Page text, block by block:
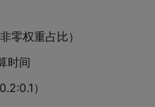
零权重占比）
时间
）